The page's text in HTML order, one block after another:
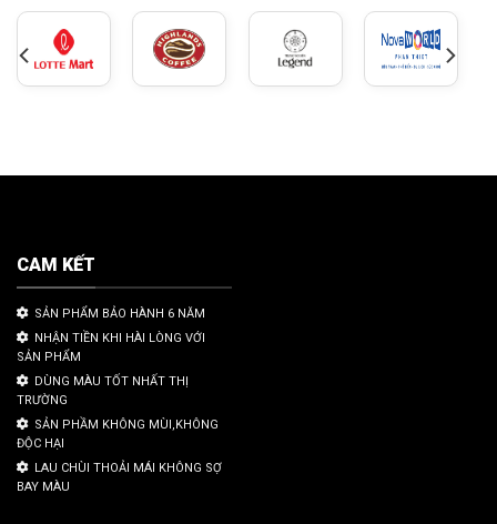
CAM KẾT
SẢN PHẨM BẢO HÀNH 6 NĂM
NHẬN TIỀN KHI HÀI LÒNG VỚI
SẢN PHẨM
DÙNG MÀU TỐT NHẤT THỊ
TRƯỜNG
SẢN PHẦM KHÔNG MÙI,KHÔNG
ĐỘC HẠI
LAU CHÙI THOẢI MÁI KHÔNG SỢ
BAY MÀU